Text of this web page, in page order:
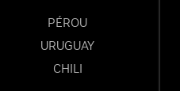
PÉROU
URUGUAY
CHILI